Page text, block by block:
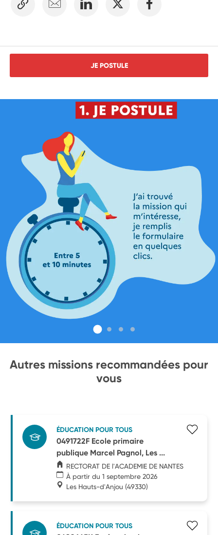
JE POSTULE
Autres missions recommandées pour
vous
ÉDUCATION POUR TOUS
0491722F Ecole primaire
publique Marcel Pagnol, Les ...
RECTORAT DE l'ACADEMIE DE NANTES
À partir du 1 septembre 2026
Les Hauts-d'Anjou (49330)
ÉDUCATION POUR TOUS